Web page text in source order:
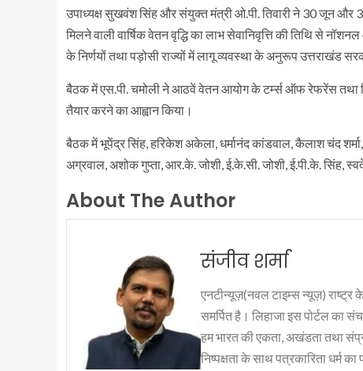
उपाध्यक्ष सुखवंश सिंह और संयुक्त मंत्री ओ.पी. तिवारी ने 30 जून और
मिलने वाली वार्षिक वेतन वृद्धि का लाभ सेवानिवृत्ति की तिथि से
के निर्णयों तथा पड़ोसी राज्यों में लागू व्यवस्था के अनुरूप उत्तराखंड
बैठक में एस.पी. चमोली ने आठवें वेतन आयोग के टर्म्स ऑफ रेफरेंस तथा
तैयार करने का आह्वान किया।
बैठक में भूपेंद्र सिंह, हरिकेश अकेला, धर्मानंद कांडवाल, कैलाश चंद
अग्रवाल, अशोक गुप्ता, आर.के. जोशी, ई.के.सी. जोशी, ई.पी.के. सिंह,
About The Author
संजीव शर्मा
एनटीन्यूज़(नवल टाइम्स न्यूज़) राष्ट्र के
समर्पित है। लिहाजा इस पोर्टल का
हम भारत की एकता, अखंडता तथा
निष्पक्षता के साथ पत्रकारिता धर्म